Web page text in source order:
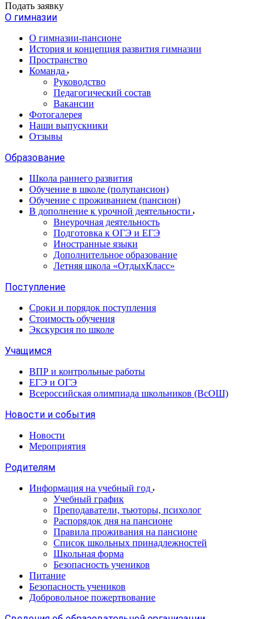
Подать заявку
О гимназии
О гимназии-пансионе
История и концепция развития гимназии
Пространство
Команда
Руководство
Педагогический состав
Вакансии
Фотогалерея
Наши выпускники
Отзывы
Образование
Школа раннего развития
Обучение в школе (полупансион)
Обучение с проживанием (пансион)
В дополнение к урочной деятельности
Внеурочная деятельность
Подготовка к ОГЭ и ЕГЭ
Иностранные языки
Дополнительное образование
Летняя школа «ОтдыхКласс»
Поступление
Сроки и порядок поступления
Стоимость обучения
Экскурсия по школе
Учащимся
ВПР и контрольные работы
ЕГЭ и ОГЭ
Всероссийская олимпиада школьников (ВсОШ)
Новости и события
Новости
Мероприятия
Родителям
Информация на учебный год
Учебный график
Преподаватели, тьюторы, психолог
Распорядок дня на пансионе
Правила проживания на пансионе
Список школьных принадлежностей
Школьная форма
Безопасность учеников
Питание
Безопасность учеников
Добровольное пожертвование